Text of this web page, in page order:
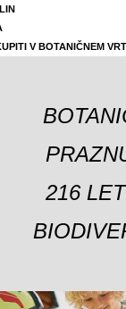
V BOTANIČNEM
216